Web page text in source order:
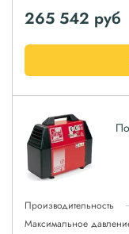
265 542 руб
Производительность
Максимальное